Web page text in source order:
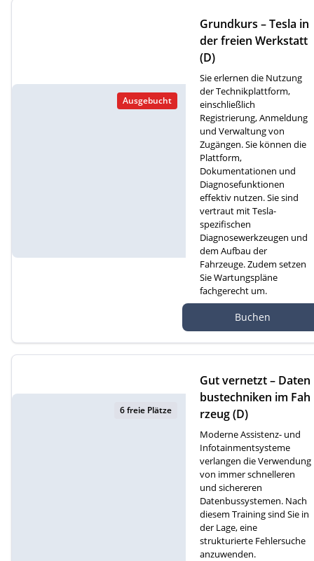
Ausgebucht
Grundkurs – Tesla in
der freien Werkstatt
(D)
Sie erlernen die Nutzung
der Technikplattform,
einschließlich
Registrierung, Anmeldung
und Verwaltung von
Zugängen. Sie können die
Plattform,
Dokumentationen und
Diagnosefunktionen
effektiv nutzen. Sie sind
vertraut mit Tesla-
spezifischen
Diagnosewerkzeugen und
dem Aufbau der
Fahrzeuge. Zudem setzen
Sie Wartungspläne
fachgerecht um.
atte 1D, 6260 Reiden
Buchen
6 freie Plätze
Gut vernetzt – Daten
bustechniken im Fah
rzeug (D)
Moderne Assistenz- und
Infotainmentsysteme
verlangen die Verwendung
von immer schnelleren
und sichereren
Datenbussystemen. Nach
diesem Training sind Sie in
der Lage, eine
strukturierte Fehlersuche
anzuwenden.